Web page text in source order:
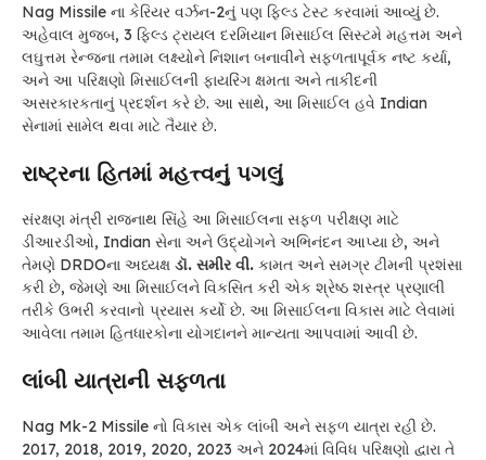
Nag Missile ના કેરિયર વર્ઝન-2નું પણ ફિલ્ડ ટેસ્ટ કરવામાં આવ્યું છે.
અહેવાલ મુજબ, 3 ફિલ્ડ ટ્રાયલ દરમિયાન મિસાઈલ સિસ્ટમે મહત્તમ અને
લઘુત્તમ રેન્જના તમામ લક્ષ્યોને નિશાન બનાવીને સફળતાપૂર્વક નષ્ટ કર્યા,
અને આ પરિક્ષણો મિસાઈલની ફાયરિંગ ક્ષમતા અને તાકીદની
અસરકારકતાનું પ્રદર્શન કરે છે. આ સાથે, આ મિસાઈલ હવે Indian
સેનામાં સામેલ થવા માટે તૈયાર છે.
રાષ્ટ્રના હિતમાં મહત્ત્વનું પગલું
સંરક્ષણ મંત્રી રાજનાથ સિંહે આ મિસાઈલના સફળ પરીક્ષણ માટે
ડીઆરડીઓ, Indian સેના અને ઉદ્યોગને અભિનંદન આપ્યા છે, અને
તેમણે DRDOના અધ્યક્ષ ડૉ. સમીર વી. કામત અને સમગ્ર ટીમની પ્રશંસા
કરી છે, જેમણે આ મિસાઈલને વિકસિત કરી એક શ્રેષ્ઠ શસ્ત્ર પ્રણાલી
તરીકે ઉભરી કરવાનો પ્રયાસ કર્યો છે. આ મિસાઈલના વિકાસ માટે લેવામાં
આવેલા તમામ હિતધારકોના યોગદાનને માન્યતા આપવામાં આવી છે.
લાંબી યાત્રાની સફળતા
Nag Mk-2 Missile નો વિકાસ એક લાંબી અને સફળ યાત્રા રહી છે.
2017, 2018, 2019, 2020, 2023 અને 2024માં વિવિધ પરિક્ષણો દ્વારા તે